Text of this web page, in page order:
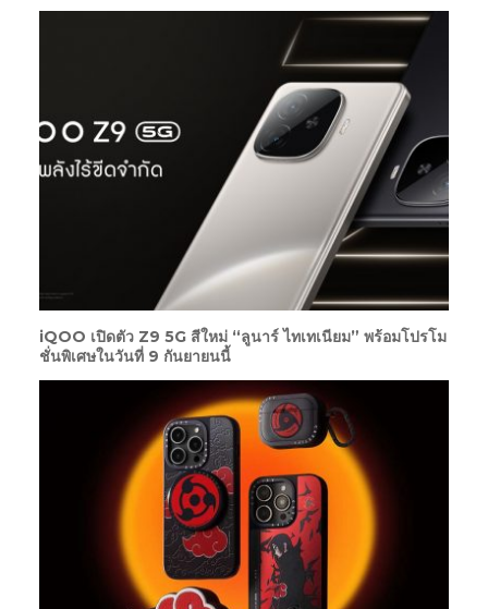
iQOO เปิดตัว Z9 5G สีใหม่ “ลูนาร์ ไทเทเนียม” พร้อมโปรโม
ชั่นพิเศษในวันที่ 9 กันยายนนี้